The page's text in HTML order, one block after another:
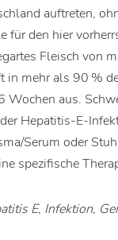
auftreten,
für den hier
Fleisch von
in mehr als 90 %
Wochen aus.
Hepatitis-E-
Serum oder
spezifische
E, Infektion,